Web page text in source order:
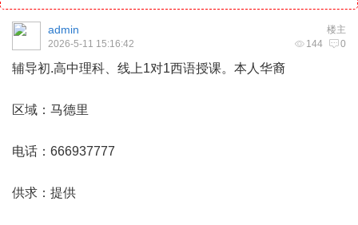
楼主
admin
144 0
2026-5-11 15:16:42
辅导初.高中理科、线上1对1西语授课。本人华裔
区域： 马德里
电话：666937777
供求：提供